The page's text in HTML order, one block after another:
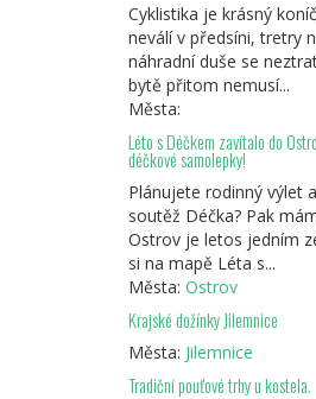
Cyklistika je krásný
neválí v předsíni, tretry
náhradní duše se
bytě přitom nemusí...
Města:
Léto s Déčkem zavítalo do
déčkové samolepky!
Plánujete rodinný výlet
soutěž Déčka? Pak
Ostrov je letos jedním
si na mapě Léta s...
Města: Ostrov
Krajské dožínky Jilemnice
Města: Jilemnice
Tradiční pouťové trhy u kostela.